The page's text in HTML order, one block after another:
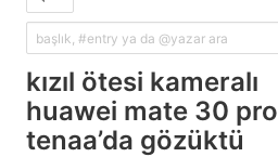
kızıl ötesi kameralı
huawei mate 30 pro
tenaa’da gözüktü